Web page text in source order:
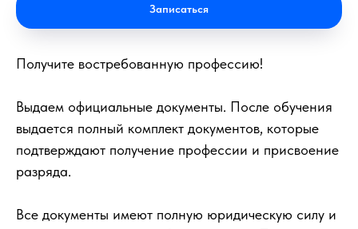
Записаться
Получите востребованную профессию!
Выдаем официальные документы. После обучения
выдается полный комплект документов, которые
подтверждают получение профессии и присвоение
разряда.
Все документы имеют полную юридическую силу и